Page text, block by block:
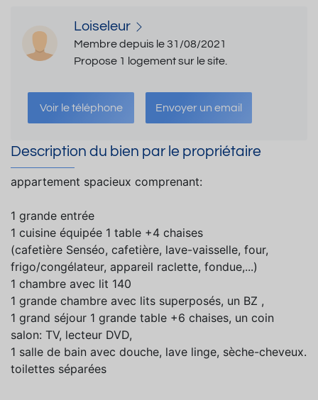
Loiseleur
Membre depuis le 31/08/2021
Propose 1 logement sur le site.
Voir le téléphone Envoyer un email
Description du bien par le propriétaire
appartement spacieux comprenant:
1 grande entrée
1 cuisine équipée 1 table +4 chaises
(cafetière Senséo, cafetière, lave-vaisselle, four,
frigo/congélateur, appareil raclette, fondue,...)
1 chambre avec lit 140
1 grande chambre avec lits superposés, un BZ ,
1 grand séjour 1 grande table +6 chaises, un coin
salon: TV, lecteur DVD,
1 salle de bain avec douche, lave linge, sèche-cheveux.
toilettes séparées